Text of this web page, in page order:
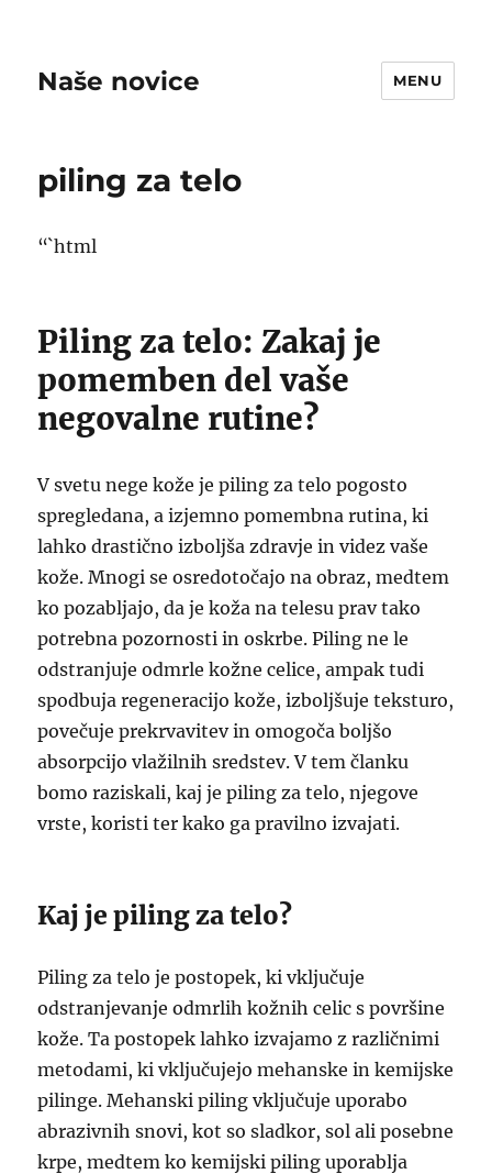
Naše novice MENU
piling za telo
“`html
Piling za telo: Zakaj je
pomemben del vaše
negovalne rutine?
V svetu nege kože je piling za telo pogosto
spregledana, a izjemno pomembna rutina, ki
lahko drastično izboljša zdravje in videz vaše
kože. Mnogi se osredotočajo na obraz, medtem
ko pozabljajo, da je koža na telesu prav tako
potrebna pozornosti in oskrbe. Piling ne le
odstranjuje odmrle kožne celice, ampak tudi
spodbuja regeneracijo kože, izboljšuje teksturo,
povečuje prekrvavitev in omogoča boljšo
absorpcijo vlažilnih sredstev. V tem članku
bomo raziskali, kaj je piling za telo, njegove
vrste, koristi ter kako ga pravilno izvajati.
Kaj je piling za telo?
Piling za telo je postopek, ki vključuje
odstranjevanje odmrlih kožnih celic s površine
kože. Ta postopek lahko izvajamo z različnimi
metodami, ki vključujejo mehanske in kemijske
pilinge. Mehanski piling vključuje uporabo
abrazivnih snovi, kot so sladkor, sol ali posebne
krpe, medtem ko kemijski piling uporablja